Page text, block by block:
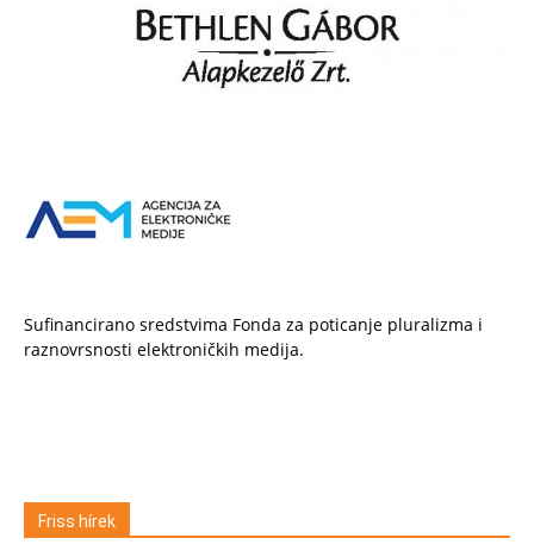
Sufinancirano sredstvima Fonda za poticanje pluralizma i
raznovrsnosti elektroničkih medija.
Friss hírek